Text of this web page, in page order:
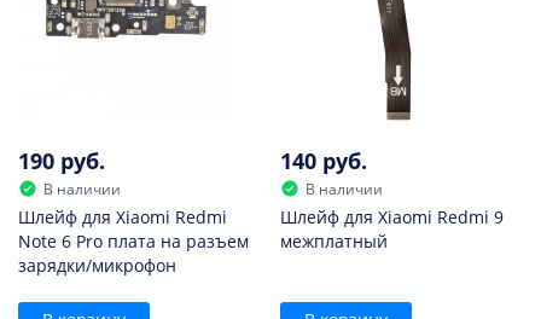
190 руб.
В наличии
Шлейф для Xiaomi Redmi
Note 6 Pro плата на разъем
зарядки/микрофон
140 руб.
В наличии
Шлейф для Xiaomi Redmi 9
межплатный